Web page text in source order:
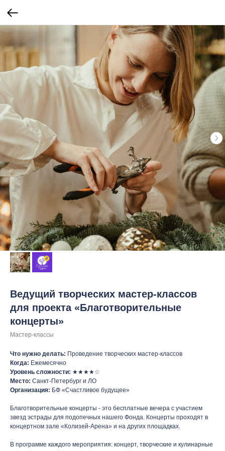
Ведущий творческих мастер-классов
для проекта «Благотворительные
концерты»
Мастер-классы
Что нужно делать: Проведение творческих мастер-классов
Когда: Ежемесячно
Уровень сложности: ★★★★☆
Место: Санкт-Петербург и ЛО
Организация: БФ «Счастливое будущее»
Благотворительные концерты - это бесплатные вечера с участием
звезд эстрады для подопечных нашего Фонда. Концерты проходят в
концертном зале «Колизей-Арена» и на других площадках.
В программе каждого мероприятия: концерт, творческие и кулинарные